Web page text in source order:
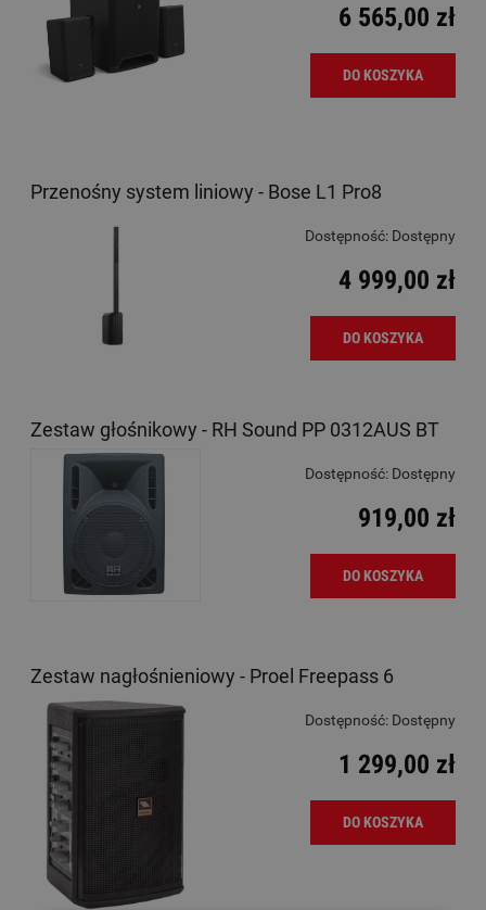
6 565,00 zł
DO KOSZYKA
Przenośny system liniowy - Bose L1 Pro8
Dostępność: Dostępny
4 999,00 zł
DO KOSZYKA
Zestaw głośnikowy - RH Sound PP 0312AUS BT
Dostępność: Dostępny
919,00 zł
DO KOSZYKA
Zestaw nagłośnieniowy - Proel Freepass 6
Dostępność: Dostępny
1 299,00 zł
DO KOSZYKA